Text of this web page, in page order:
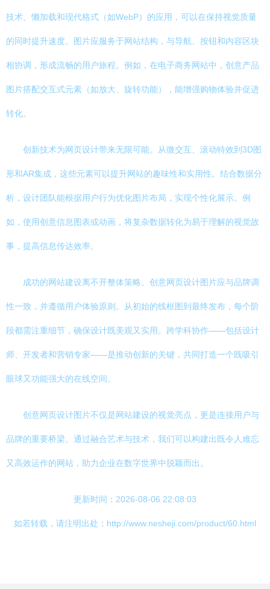
技术、懒加载和现代格式（如WebP）的应用，可以在保持视觉质量
的同时提升速度。图片应服务于网站结构，与导航、按钮和内容区块
相协调，形成流畅的用户旅程。例如，在电子商务网站中，创意产品
图片搭配交互式元素（如放大、旋转功能），能增强购物体验并促进
转化。
创新技术为网页设计带来无限可能。从微交互、滚动特效到3D图
形和AR集成，这些元素可以提升网站的趣味性和实用性。结合数据分
析，设计团队能根据用户行为优化图片布局，实现个性化展示。例
如，使用创意信息图表或动画，将复杂数据转化为易于理解的视觉故
事，提高信息传达效率。
成功的网站建设离不开整体策略。创意网页设计图片应与品牌调
性一致，并遵循用户体验原则。从初始的线框图到最终发布，每个阶
段都需注重细节，确保设计既美观又实用。跨学科协作——包括设计
师、开发者和营销专家——是推动创新的关键，共同打造一个既吸引
眼球又功能强大的在线空间。
创意网页设计图片不仅是网站建设的视觉亮点，更是连接用户与
品牌的重要桥梁。通过融合艺术与技术，我们可以构建出既令人难忘
又高效运作的网站，助力企业在数字世界中脱颖而出。
更新时间：2026-08-06 22:08:03
如若转载，请注明出处：http://www.nesheji.com/product/60.html